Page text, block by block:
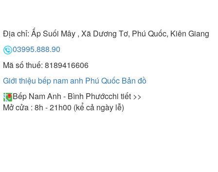
Địa chỉ: Ấp Suối Mây , Xã Dương Tơ, Phú Quốc, Kiên Giang
03995.888.90
Mã số thuế: 8189416606
Giới thiệu bếp nam anh Phú Quốc Bản đồ
Bếp Nam Anh - Bình Phướcchi tiết >>
Mở cửa : 8h - 21h00 (kể cả ngày lễ)